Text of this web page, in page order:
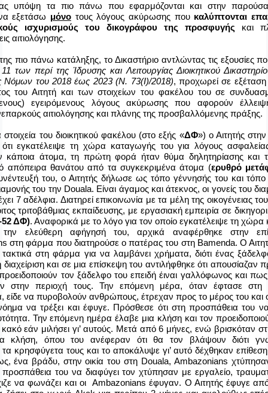
υπόψη τα πιο πάνω που εφαρμόζονται και στην
εξετάσω μόνοτους λόγους ακύρωσης που καλύπτονται
ισχυρισμούς του δικογράφου της προσφυγής και
αιτιολόγησης.
πιο πάνω κατάληξης, το Δικαστήριο αντλώντας τις εξουσίες
των περί της Ίδρυσης και Λειτουργίας Διοικητικού
Νόμων του 2018 έως 2023 (Ν. 73(I)/2018), προχωρεί σε εξέταση
του Αιτητή και των στοιχείων του φακέλου του σε
εγειρόμενους λόγους ακύρωσης που αφορούν
αιτιολόγησης και πλάνης της προσβαλλόμενης πράξης.
του διοικητικού φακέλου (στο εξής «ΔΦ») ο Αιτητής
εγκατέλειψε τη χώρα καταγωγής του για λόγους
κάποια άτομα, τη πρώτη φορά ήταν θύμα δηλητηρίασης και
απόπειρα θανάτου από τα συγκεκριμένα άτομα (ερυθρό
του, ο Αιτητής δήλωσε ως τόπο γέννησής του και τόπο
του την Douala. Είναι άγαμος και άτεκνος, οι γονείς του
7 αδέλφια. Διατηρεί επικοινωνία με τα μέλη της οικογένειας
τριτοβάθμιας εκπαίδευσης, με εργασιακή εμπειρία σε
52 ΔΦ). Αναφορικά με το λόγο για τον οποίο εγκατέλειψε τη
ελεύθερη αφήγησή του, αρχικά αναφέρθηκε στην
στη φάρμα που διατηρούσε ο πατέρας του στη Bamenda. Ο
τακτικά στη φάρμα για να λαμβάνει χρήματα, διότι ένας
και σε μια επίσκεψη του αντιλήφθηκε ότι απουσίαζαν
τον ξάδελφο του επειδή έιναι γαλλόφωνος και
στην περιοχή τους. Την επόμενη μέρα, όταν έφτασε
είδε να πυροβολούν ανθρώπους, έτρεχαν προς το μέρος του και
να τρέξει και έφυγε. Πρόσθεσε ότι στη προσπάθεια του
Την επόμενη ημέρα έλαβε μια κλήση και τον
εάν μιλήσει γι’ αυτούς. Μετά από 6 μήνες, ενώ βρισκόταν
κλήση, όπου του ανέφεραν ότι θα τον βλάψουν διότι
κρησφύγετα τους και το αποκάλυψε γι’ αυτό δέχθηκαν
ένα βράδυ, στην οικία του στη Douala,Ambazonians
προσπάθεια του να διαφύγει τον χτύπησαν με εργαλείο,
να φωνάζει και οιAmbazonians έφυγαν. Ο Αιτητής έφυγε